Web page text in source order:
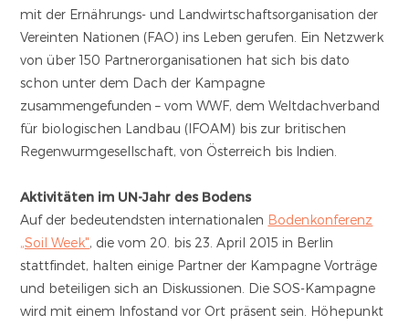
mit der Ernährungs- und Landwirtschaftsorganisation der
Vereinten Nationen (FAO) ins Leben gerufen. Ein Netzwerk
von über 150 Partnerorganisationen hat sich bis dato
schon unter dem Dach der Kampagne
zusammengefunden – vom WWF, dem Weltdachverband
für biologischen Landbau (IFOAM) bis zur britischen
Regenwurmgesellschaft, von Österreich bis Indien.
Aktivitäten im UN-Jahr des Bodens
Auf der bedeutendsten internationalen Bodenkonferenz
„Soil Week", die vom 20. bis 23. April 2015 in Berlin
stattfindet, halten einige Partner der Kampagne Vorträge
und beteiligen sich an Diskussionen. Die SOS-Kampagne
wird mit einem Infostand vor Ort präsent sein. Höhepunkt